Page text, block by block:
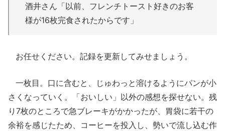
酒井さん「以前、フレンチトースト好きのお客
様が16枚完食されたからです」
お任せください。記録を更新してみせましょう。
一枚目。口に含むと、じゅわっと溶けるようにパンが小
さくなっていく。「おいしい」以外の感想を探せない。残
り7枚のところで急ブレーキがかかったが、胃袋に若干の
余裕を感じたため、コーヒーを投入し、勢いで流し込む作